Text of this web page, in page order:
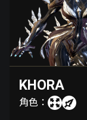
KHORA
角色：